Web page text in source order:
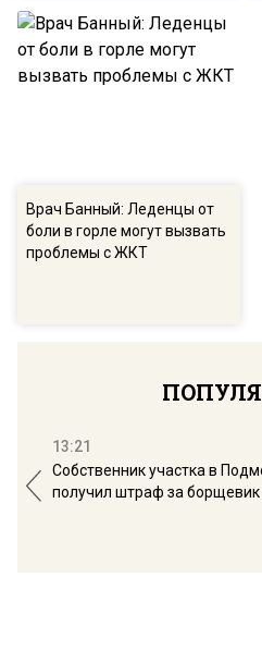
Врач Банный: Леденцы от
боли в горле могут вызвать
проблемы с ЖКТ
13:21
Собственник участка в
получил штраф за